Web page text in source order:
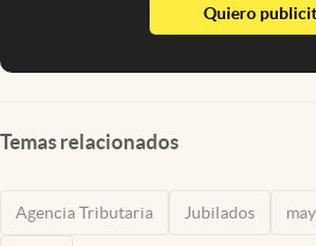
Quiero
Temas relacionados
Agencia Tributaria Jubilados